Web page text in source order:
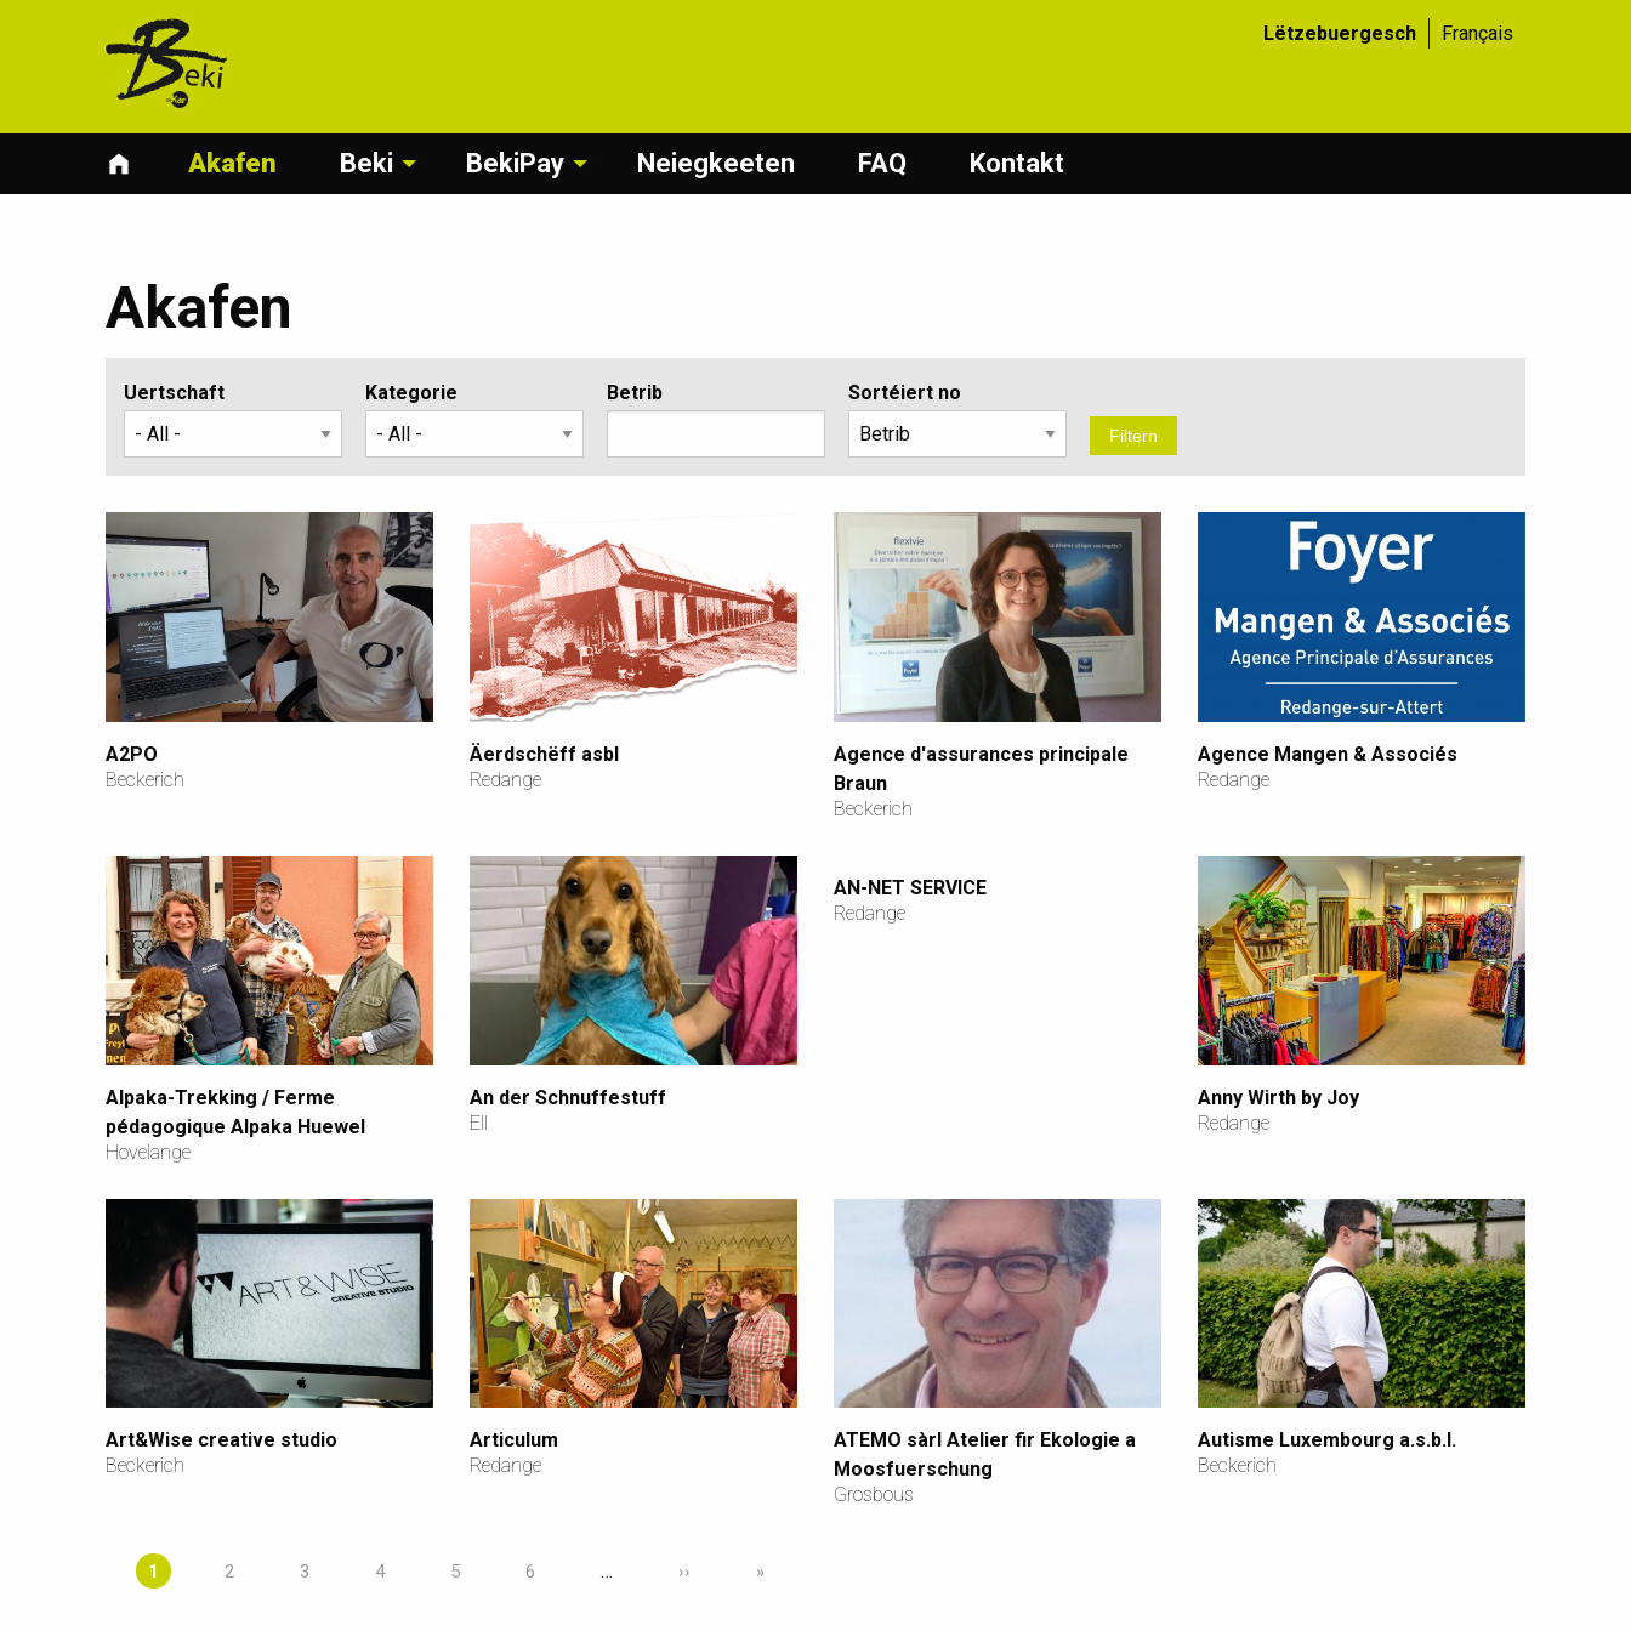
Lëtzebuergesch Français
Akafen Beki BekiPay Neiegkeeten FAQ Kontakt
Akafen
Uertschaft Kategorie Betrib Sortéiert no
A2PO
Beckerich
Äerdschëff asbl
Redange
Agence d'assurances principale
Braun
Beckerich
Agence Mangen & Associés
Redange
Alpaka-Trekking / Ferme
pédagogique Alpaka Huewel
Hovelange
An der Schnuffestuff
Ell
AN-NET SERVICE
Redange
Anny Wirth by Joy
Redange
Art&Wise creative studio
Beckerich
Articulum
Redange
ATEMO sàrl Atelier fir Ekologie a
Moosfuerschung
Grosbous
Autisme Luxembourg a.s.b.l.
Beckerich
1 2 3 4 5 6 … ›› »